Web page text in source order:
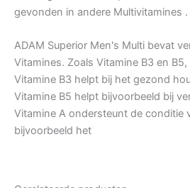
gevonden in andere Multivitamines .
ADAM Superior Men's Multi bevat
Vitamines. Zoals Vitamine B3 en
Vitamine B3 helpt bij het gezond
Vitamine B5 helpt bijvoorbeeld bij
Vitamine A ondersteunt de conditie
bijvoorbeeld het